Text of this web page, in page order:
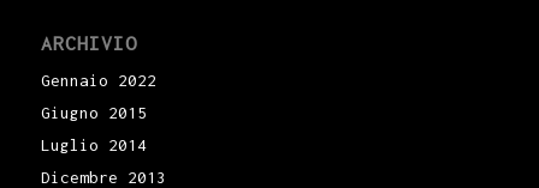
ARCHIVIO
Gennaio 2022
Giugno 2015
Luglio 2014
Dicembre 2013